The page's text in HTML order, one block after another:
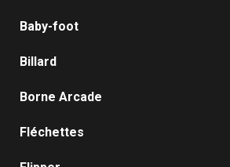
Baby-foot
Billard
Borne Arcade
Fléchettes